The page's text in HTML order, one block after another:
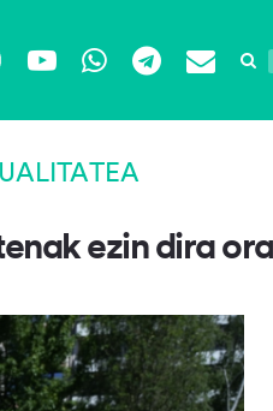
YouTubeWhatsApp
Telegram
Email
ezin dira